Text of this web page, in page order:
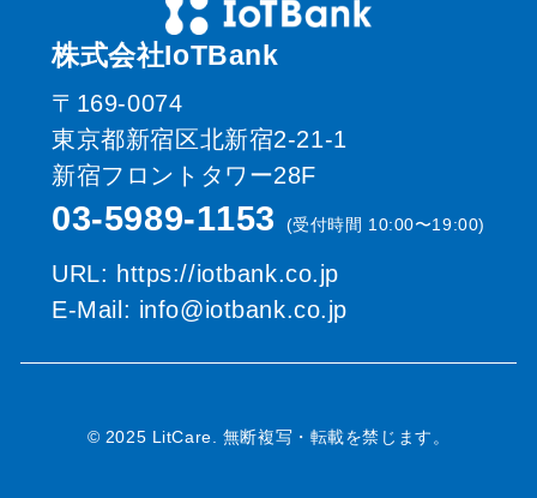
株式会社IoTBank
〒169-0074
東京都新宿区北新宿2-21-1
新宿フロントタワー28F
03-5989-1153 (受付時間 10:00〜19:00)
URL: https://iotbank.co.jp
E-Mail: info@iotbank.co.jp
© 2025 LitCare. 無断複写・転載を禁じます。